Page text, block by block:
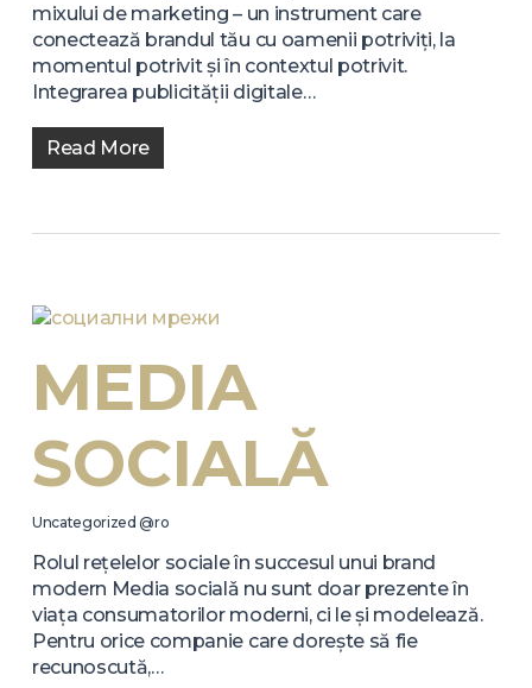
mixului de marketing – un instrument care
conectează brandul tău cu oamenii potriviți, la
momentul potrivit și în contextul potrivit.
Integrarea publicității digitale…
Read More
MEDIA
SOCIALĂ
Uncategorized @ro
Rolul rețelelor sociale în succesul unui brand
modern Media socialǎ nu sunt doar prezente în
viața consumatorilor moderni, ci le și modelează.
Pentru orice companie care dorește să fie
recunoscută,…